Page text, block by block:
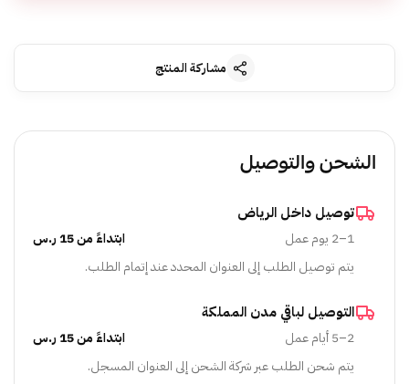
مشاركة المنتج
الشحن والتوصيل
توصيل داخل الرياض
1–2 يوم عمل
ابتداءً من 15 ر.س
يتم توصيل الطلب إلى العنوان المحدد عند إتمام الطلب.
التوصيل لباقي مدن المملكة
2–5 أيام عمل
ابتداءً من 15 ر.س
يتم شحن الطلب عبر شركة الشحن إلى العنوان المسجل.